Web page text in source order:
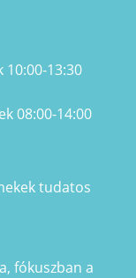
10:00-13:30
08:00-14:00
tudatos
fókuszban a